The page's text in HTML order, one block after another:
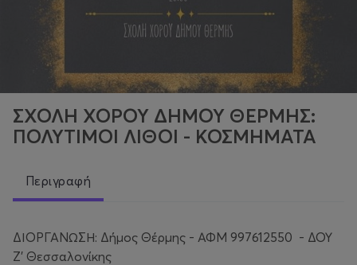
ΣΧΟΛΗ ΧΟΡΟΥ ΔΗΜΟΥ ΘΕΡΜΗΣ:
ΠΟΛΥΤΙΜΟΙ ΛΙΘΟΙ - ΚΟΣΜΗΜΑΤΑ
Περιγραφή
ΔΙΟΡΓΑΝΩΣΗ: Δήμος Θέρμης - ΑΦΜ 997612550 - ΔΟΥ
Ζ’ Θεσσαλονίκης